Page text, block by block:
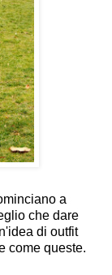
a
che dare
di outfit
come queste.